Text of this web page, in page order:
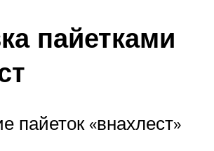
пайетками
пайеток «внахлест»